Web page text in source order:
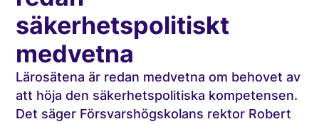
säkerhetspolitiskt
medvetna
Lärosätena är redan medvetna om behovet av
att höja den säkerhetspolitiska kompetensen.
Det säger Försvarshögskolans rektor Robert